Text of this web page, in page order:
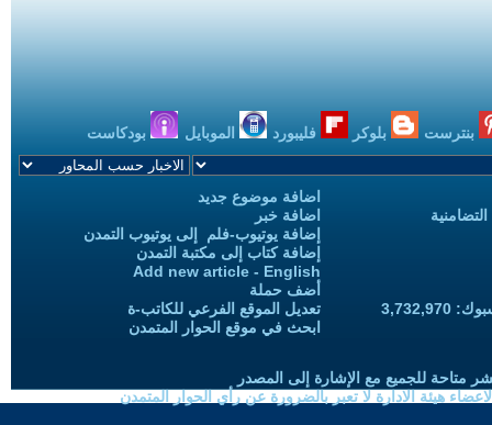
بنترست بلوكر فليبورد الموبايل بودكاست
اضافة موضوع جديد
اضافة خبر
إضافة يوتيوب-فلم إلى يوتيوب التمدن
إضافة كتاب إلى مكتبة التمدن
Add new article - English
أضف حملة
تعديل الموقع الفرعي للكاتب-ة
ابحث في موقع الحوار المتمدن
متاحة للجميع مع الإشارة إلى المصدر
هيئة الادارة لا تعبر بالضرورة عن رأي الحوار المتمدن